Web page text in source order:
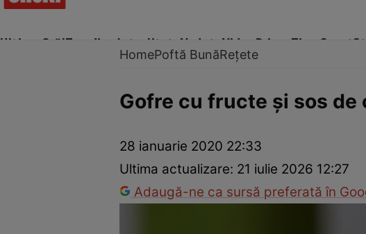
Ultima Oră!Trending Actualitate Vedete Video Prime Time Sport
Mâncăruri rapideRețete cu legume
HomePoftă BunăRețete
Gofre cu fructe şi sos de
28 ianuarie 2020 22:33
Ultima actualizare: 21 iulie 2026 12:27
Adaugă-ne ca sursă preferată în